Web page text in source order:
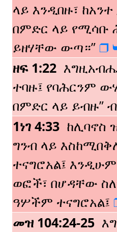
ላይ እንዲበዙ፣
በምድር ላይ የሚሳቡ
ይዘሃቸው ውጣ።” ❒️
ዘፍ 1:22
ተባዙ፤ የባሕርንም
በምድር ላይ ይብዙ”
1ነገ 4:33 ከሊባኖስ
ግንብ ላይ
ተናግሮአል፤ እንዲሁም
ወፎች፣ በሆዳቸው
ዓሦችም ተናግሮአል፤
መዝ 104:24-25